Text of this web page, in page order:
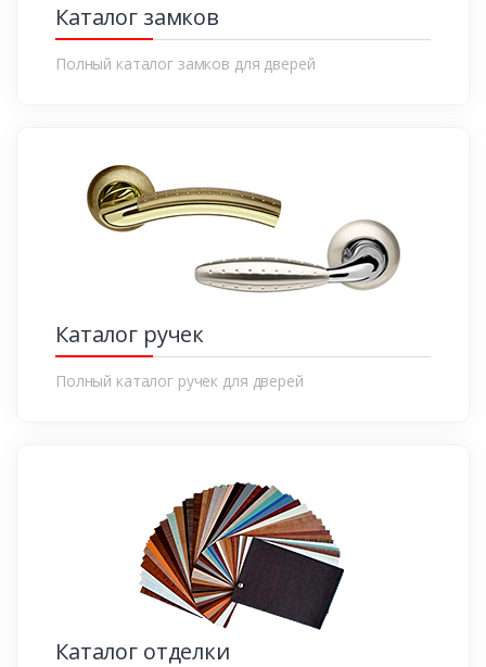
Каталог замков
Полный каталог замков для дверей
Каталог ручек
Полный каталог ручек для дверей
Каталог отделки